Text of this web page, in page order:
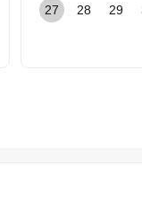
27 28 29